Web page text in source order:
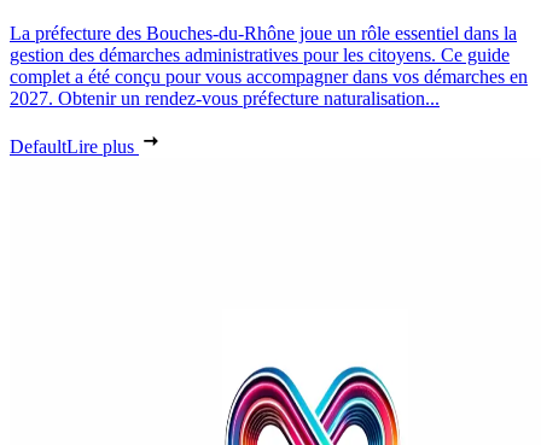
La préfecture des Bouches-du-Rhône joue un rôle essentiel dans la
gestion des démarches administratives pour les citoyens. Ce guide
complet a été conçu pour vous accompagner dans vos démarches en
2027. Obtenir un rendez-vous préfecture naturalisation...
DefaultLire plus